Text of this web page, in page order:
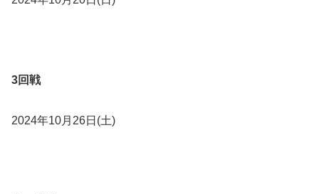
3回戦
2024年10月26日(土)